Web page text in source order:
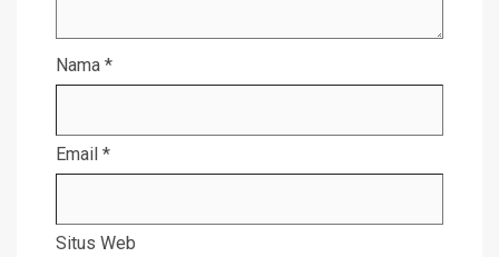
Nama *
Email *
Situs Web